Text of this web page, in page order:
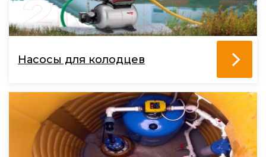
Насосы для колодцев